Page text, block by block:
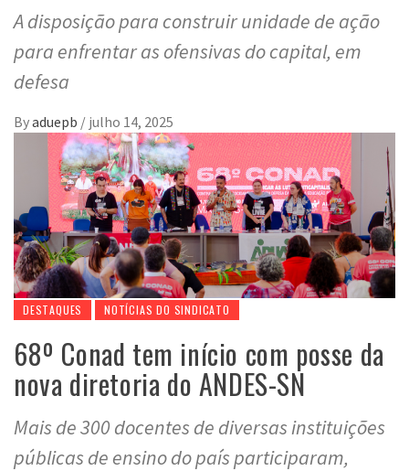
A disposição para construir unidade de ação
para enfrentar as ofensivas do capital, em
defesa
Byaduepb / julho 14, 2025
DESTAQUES NOTÍCIAS DO SINDICATO
68º Conad tem início com posse da
nova diretoria do ANDES-SN
Mais de 300 docentes de diversas instituições
públicas de ensino do país participaram,